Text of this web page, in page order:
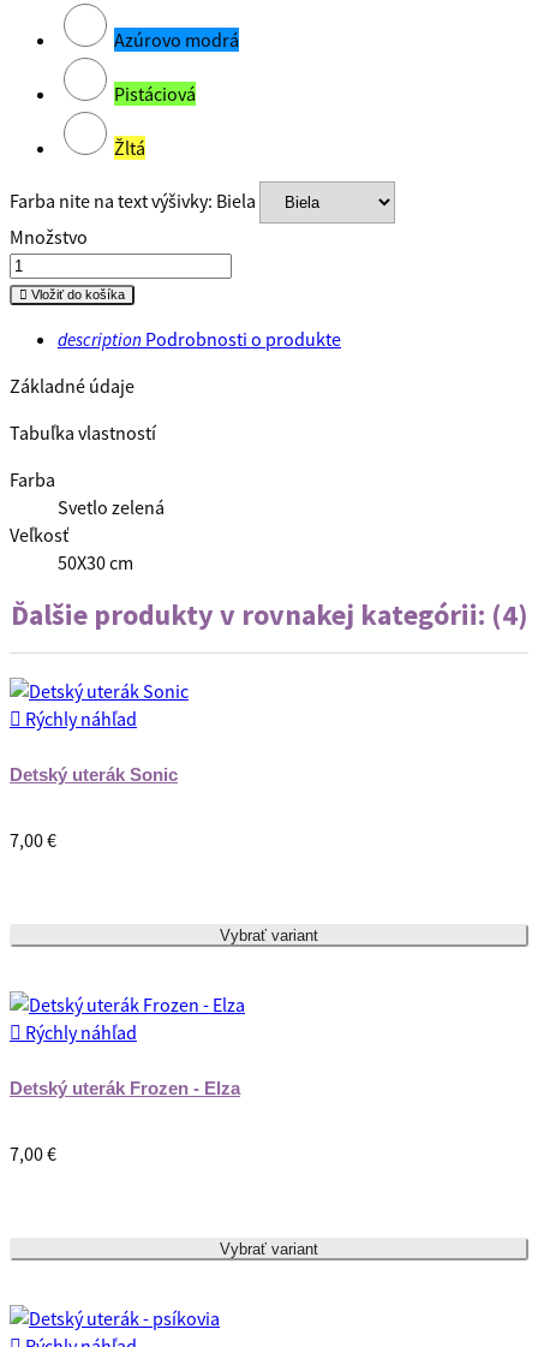
Azúrovo modrá
Pistáciová
Žltá
Farba nite na text výšivky: Biela
Množstvo
 Vložiť do košíka
description Podrobnosti o produkte
Základné údaje
Tabuľka vlastností
Farba
Svetlo zelená
Veľkosť
50X30 cm
Ďalšie produkty v rovnakej kategórii: (4)
 Rýchly náhľad
Detský uterák Sonic
7,00 €
Vybrať variant
 Rýchly náhľad
Detský uterák Frozen - Elza
7,00 €
Vybrať variant